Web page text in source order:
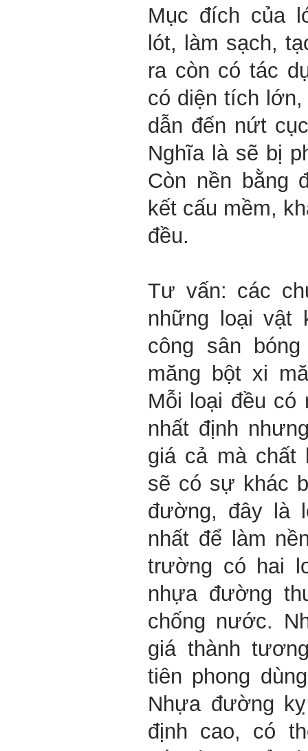
Mục đích của
lót, làm sạch,
ra còn có tác
có diện tích
dẫn đến nứt
Nghĩa là sẽ bị
Còn nền bằng
kết cấu mềm,
đều.
Tư vấn: các
những loại vật
công sân
măng bột xi
Mỗi loại đều
nhất định
giá cả mà chất
sẽ có sự khác
đường, đây là
nhất để làm
trường có hai
nhựa đường
chống nước.
giá thành
tiên phong
Nhựa đường
định cao, có